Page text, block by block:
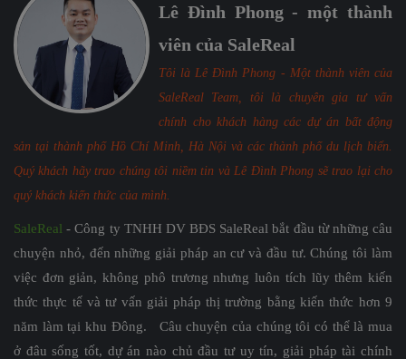
Lê Đình Phong - một thành
viên của SaleReal
Tôi là Lê Đình Phong - Một thành viên của
SaleReal Team, tôi là chuyên gia tư vấn
chính cho khách hàng các dự án bất động
sản tại thành phố Hồ Chí Minh, Hà Nội và các thành phố du lịch biển.
Quý khách hãy trao chúng tôi niềm tin và Lê Đình Phong sẽ trao lại cho
quý khách kiến thức của mình.
SaleReal - Công ty TNHH DV BĐS SaleReal bắt đầu từ những câu
chuyện nhỏ, đến những giải pháp an cư và đầu tư. Chúng tôi làm
việc đơn giản, không phô trương nhưng luôn tích lũy thêm kiến
thức thực tế và tư vấn giải pháp thị trường bằng kiến thức hơn 9
năm làm tại khu Đông. Câu chuyện của chúng tôi có thể là mua
ở đâu sống tốt, dự án nào chủ đầu tư uy tín, giải pháp tài chính